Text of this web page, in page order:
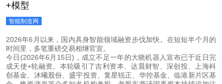
+模型
智能制造网
2026年6月以来，国内具身智能领域融资步伐加快。在短短半个月的
时间里，多笔重磅交易相继官宣。
今日(2026年6月15日)，成立不足一年的大晓机器人宣布已于近日完
成天使+轮融资。本轮吸引了吉利资本、达晨财智、深创投、上海科
创基金、沐曦股份、盛宇投资、复星锐正、华控基金、临港新片区基